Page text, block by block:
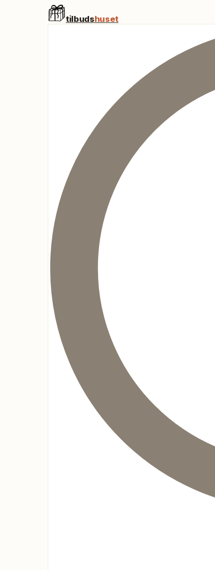
tilbudshuset